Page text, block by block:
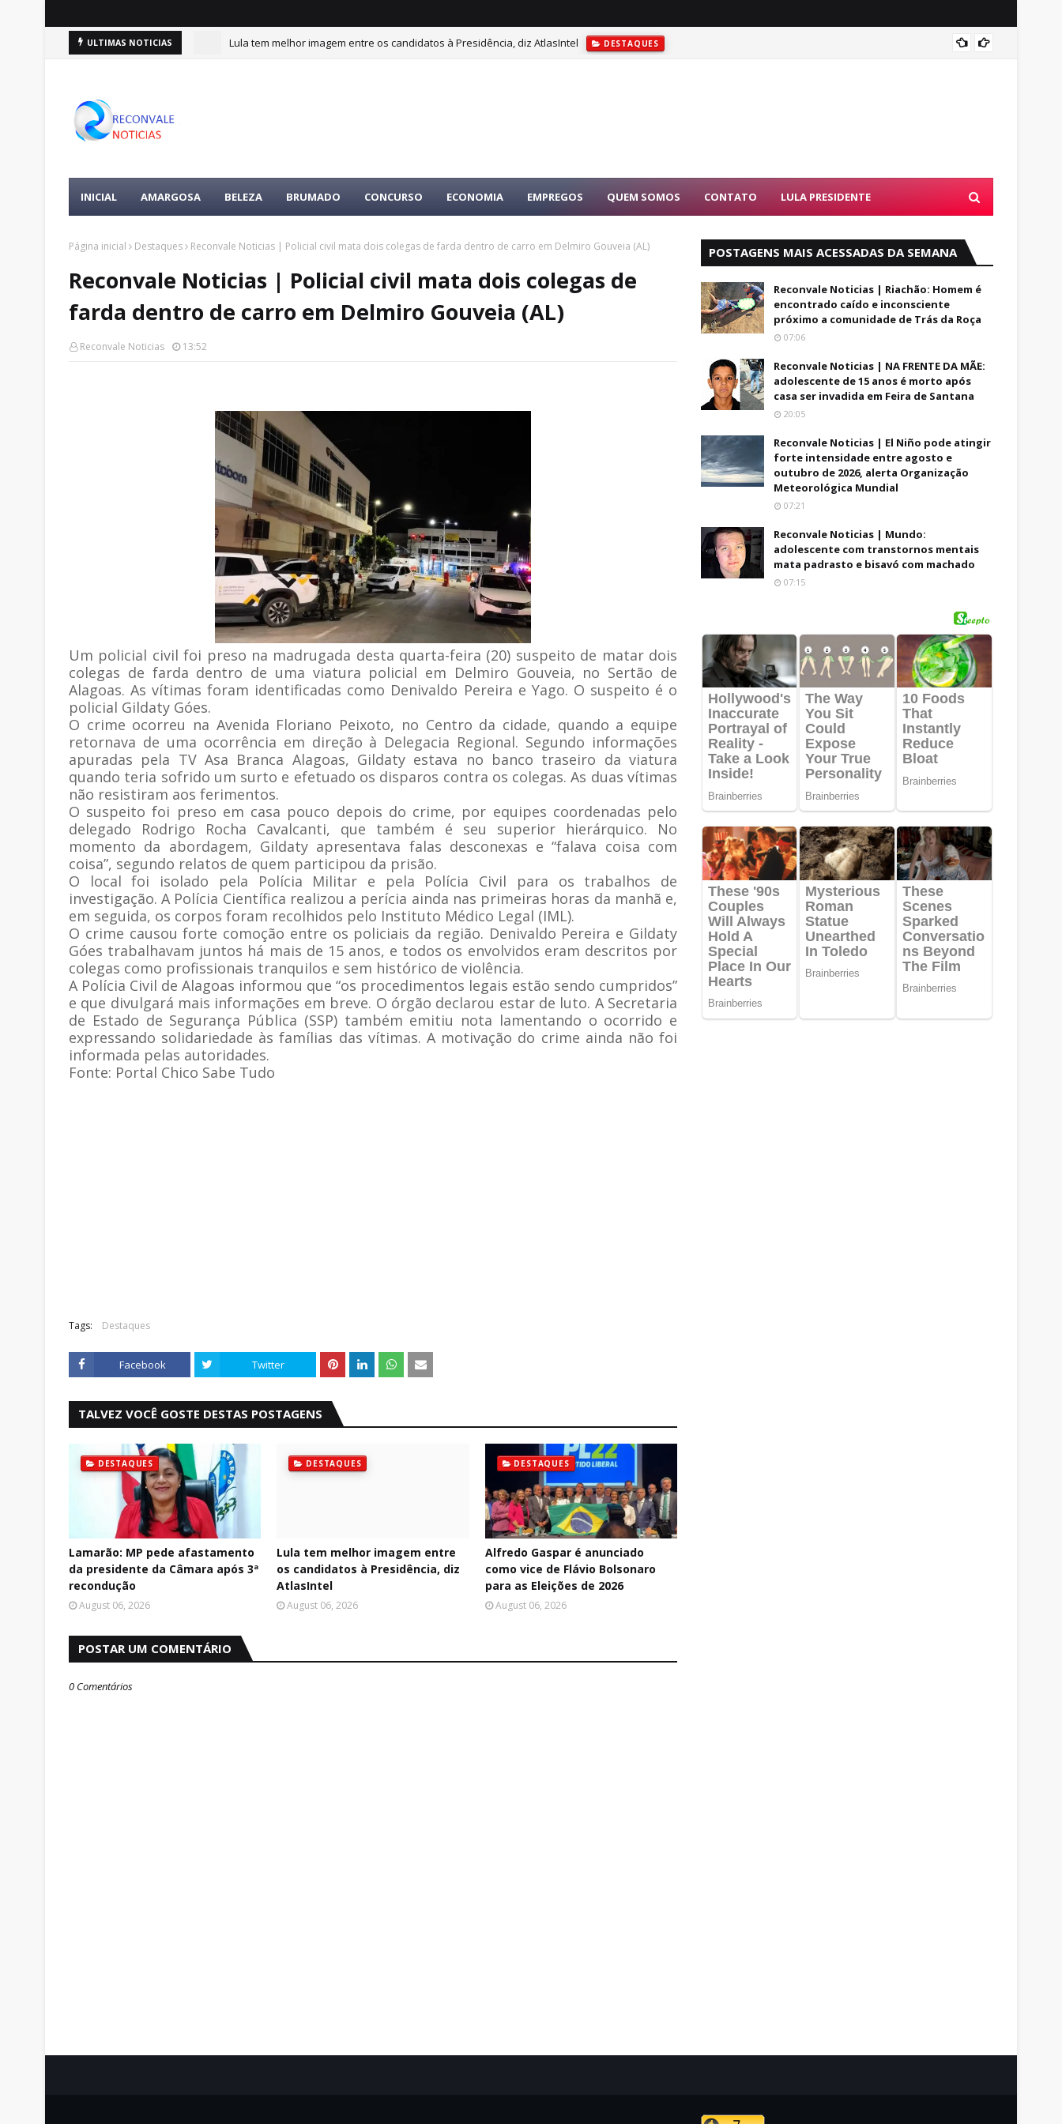
ULTIMAS NOTICIAS Lula tem melhor imagem entre os candidatos à Presidência, diz AtlasIntel DESTAQUES
INICIAL AMARGOSA BELEZA BRUMADO CONCURSO ECONOMIA EMPREGOS QUEM SOMOS CONTATO LULA PRESIDENTE
Página inicial Destaques Reconvale Noticias | Policial civil mata dois colegas de farda dentro de carro em Delmiro Gouveia (AL)
Reconvale Noticias | Policial civil mata dois colegas de
farda dentro de carro em Delmiro Gouveia (AL)
Reconvale Noticias 13:52
Um policial civil foi preso na madrugada desta quarta-feira (20) suspeito de matar dois
colegas de farda dentro de uma viatura policial em Delmiro Gouveia, no Sertão de
Alagoas. As vítimas foram identificadas como Denivaldo Pereira e Yago. O suspeito é o
policial Gildaty Góes.
O crime ocorreu na Avenida Floriano Peixoto, no Centro da cidade, quando a equipe
retornava de uma ocorrência em direção à Delegacia Regional. Segundo informações
apuradas pela TV Asa Branca Alagoas, Gildaty estava no banco traseiro da viatura
quando teria sofrido um surto e efetuado os disparos contra os colegas. As duas vítimas
não resistiram aos ferimentos.
O suspeito foi preso em casa pouco depois do crime, por equipes coordenadas pelo
delegado Rodrigo Rocha Cavalcanti, que também é seu superior hierárquico. No
momento da abordagem, Gildaty apresentava falas desconexas e “falava coisa com
coisa”, segundo relatos de quem participou da prisão.
O local foi isolado pela Polícia Militar e pela Polícia Civil para os trabalhos de
investigação. A Polícia Científica realizou a perícia ainda nas primeiras horas da manhã e,
em seguida, os corpos foram recolhidos pelo Instituto Médico Legal (IML).
O crime causou forte comoção entre os policiais da região. Denivaldo Pereira e Gildaty
Góes trabalhavam juntos há mais de 15 anos, e todos os envolvidos eram descritos por
colegas como profissionais tranquilos e sem histórico de violência.
A Polícia Civil de Alagoas informou que “os procedimentos legais estão sendo cumpridos”
e que divulgará mais informações em breve. O órgão declarou estar de luto. A Secretaria
de Estado de Segurança Pública (SSP) também emitiu nota lamentando o ocorrido e
expressando solidariedade às famílias das vítimas. A motivação do crime ainda não foi
informada pelas autoridades.
Fonte: Portal Chico Sabe Tudo
Tags: Destaques
Facebook Twitter
TALVEZ VOCÊ GOSTE DESTAS POSTAGENS
DESTAQUES
Lamarão: MP pede afastamento
da presidente da Câmara após 3ª
recondução
August 06, 2026
DESTAQUES
Lula tem melhor imagem entre
os candidatos à Presidência, diz
AtlasIntel
August 06, 2026
DESTAQUES
Alfredo Gaspar é anunciado
como vice de Flávio Bolsonaro
para as Eleições de 2026
August 06, 2026
POSTAR UM COMENTÁRIO
0 Comentários
POSTAGENS MAIS ACESSADAS DA SEMANA
Reconvale Noticias | Riachão: Homem é
encontrado caído e inconsciente
próximo a comunidade de Trás da Roça
07:06
Reconvale Noticias | NA FRENTE DA MÃE:
adolescente de 15 anos é morto após
casa ser invadida em Feira de Santana
20:05
Reconvale Noticias | El Niño pode atingir
forte intensidade entre agosto e
outubro de 2026, alerta Organização
Meteorológica Mundial
07:21
Reconvale Noticias | Mundo:
adolescente com transtornos mentais
mata padrasto e bisavó com machado
07:15